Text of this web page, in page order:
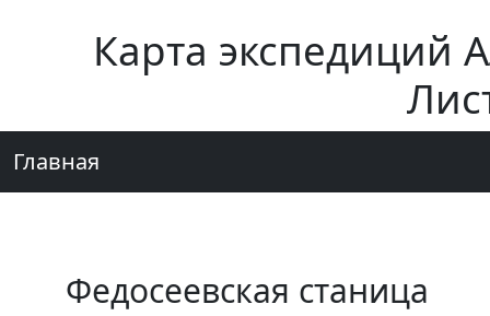
Карта экспедиций
Главная
Федосеевская станица